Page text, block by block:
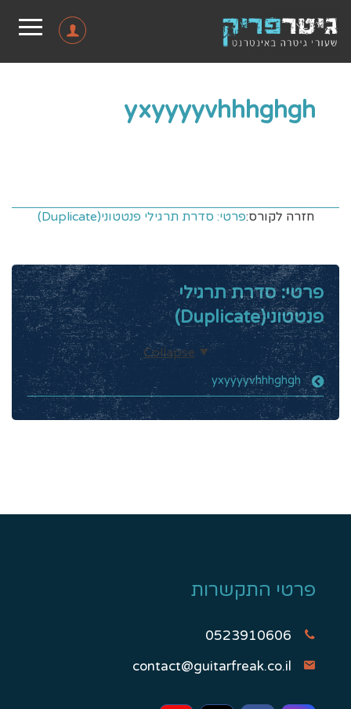
yxyyyyvhhhghgh
חזרה לקורס:פרטי: סדרת תרגילי פנטטוני(Duplicate)
פרטי: סדרת תרגילי
פנטטוני(Duplicate)
Collapse
yxyyyyvhhhghgh
פרטי התקשרות
0523910606
contact@guitarfreak.co.il